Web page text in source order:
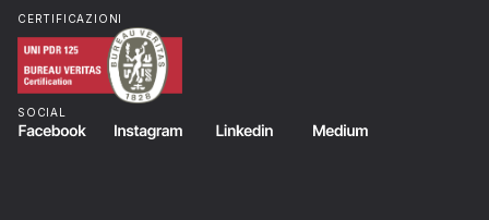
CERTIFICAZIONI
SOCIAL